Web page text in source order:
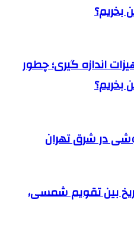
بخریم؟
اندازه گیری؛ چطور
بخریم؟
در شرق تهران
بین تقویم شمسی،